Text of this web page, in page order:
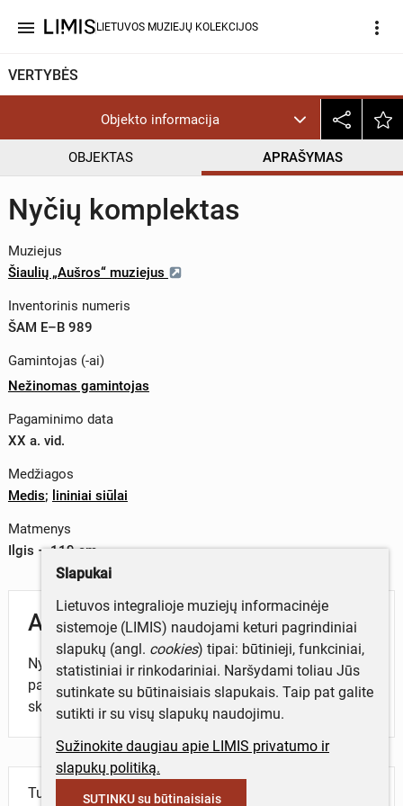
menu LIETUVOS MUZIEJŲ KOLEKCIJOS more_vert
VERTYBĖS
Objekto informacija
OBJEKTAS APRAŠYMAS
Nyčių komplektas
Muziejus
Šiaulių „Aušros“ muziejus
Inventorinis numeris
ŠAM E–B 989
Gamintojas (-ai)
Nežinomas gamintojas
Pagaminimo data
XX a. vid.
Medžiagos
Medis; lininiai siūlai
Matmenys
Ilgis – 119 cm
Aprašymas
Nyčių komplektas, kurį sudaro 23 įvairaus ilgio
pagaliukai, prie kurių pritvirtintos nytys ir medinis
skietas.
Turite daugiau informacijos apie objektą?
Slapukai
Lietuvos integralioje muziejų informacinėje
sistemoje (LIMIS) naudojami keturi pagrindiniai
slapukų (angl. cookies) tipai: būtinieji, funkciniai,
statistiniai ir rinkodariniai. Naršydami toliau Jūs
sutinkate su būtinaisiais slapukais. Taip pat galite
sutikti ir su visų slapukų naudojimu.
Sužinokite daugiau apie LIMIS privatumo ir
slapukų politiką.
SUTINKU su būtinaisiais